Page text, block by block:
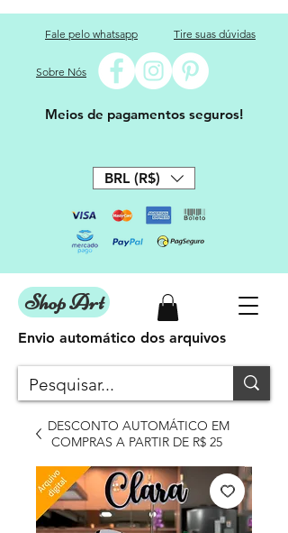
Fale pelo whatsapp Tire suas dúvidas
Sobre Nós
Meios de pagamentos seguros!
BRL (R$)
Shop Art
DESCONTO AUTOMÁTICO EM
COMPRAS A PARTIR DE R$ 25
Envio automático dos arquivos